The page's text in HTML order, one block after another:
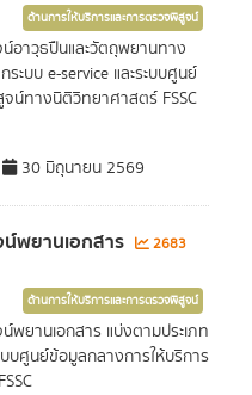
ด้านการให้บริการและการตรวจพิสูจน์
อาวุธปืนและวัตถุพยานทาง
ะบบ e-service และระบบศูนย์
น์ทางนิติวิทยาศาสตร์ FSSC
30 มิถุนายน 2569
พยานเอกสาร
2683
ด้านการให้บริการและการตรวจพิสูจน์
ยานเอกสาร แบ่งตามประเภท
บบศูนย์ข้อมูลกลางการให้บริการ